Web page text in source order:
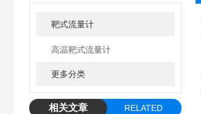
靶式流量计
高温靶式流量计
更多分类
相关文章
RELATED